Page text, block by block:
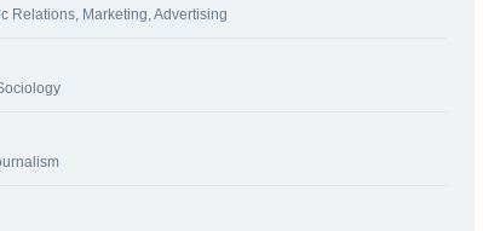
Relations, Marketing, Advertising